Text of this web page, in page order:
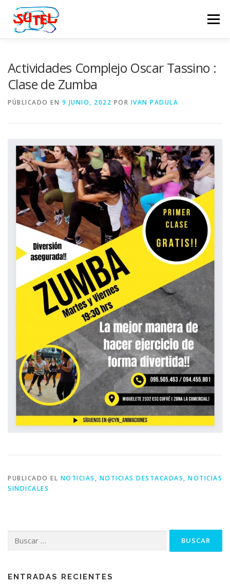
contenido
Menú
Actividades Complejo Oscar Tassino :
Clase de Zumba
PÚBLICADO EN 9 JUNIO, 2022 POR IVAN PADULA
PUBLICADO EL NOTICIAS, NOTICIAS DESTACADAS, NOTICIAS
SINDICALES
ENTRADAS RECIENTES